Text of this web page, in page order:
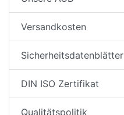
Versandkosten
Sicherheitsdatenblätter
DIN ISO Zertifikat
Qualitätspolitik